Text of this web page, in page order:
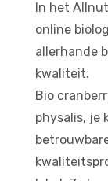
In het
online
allerhande
kwaliteit.
Bio
physalis, je